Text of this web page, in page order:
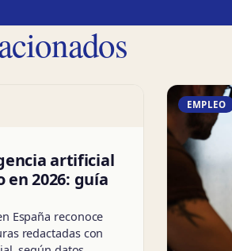
artificial
en 2026: guía
España reconoce
redactadas con
EMPLEO